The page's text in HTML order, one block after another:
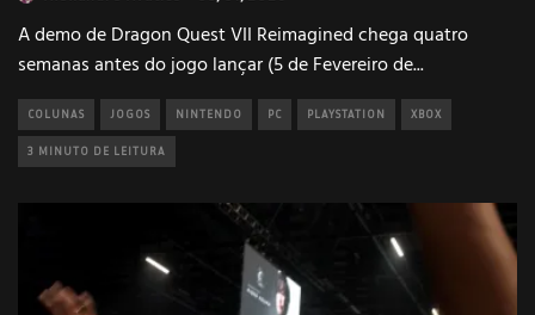
A demo de Dragon Quest VII Reimagined chega quatro
semanas antes do jogo lançar (5 de Fevereiro de...
COLUNAS JOGOS NINTENDO PC PLAYSTATION XBOX
3 MINUTO DE LEITURA